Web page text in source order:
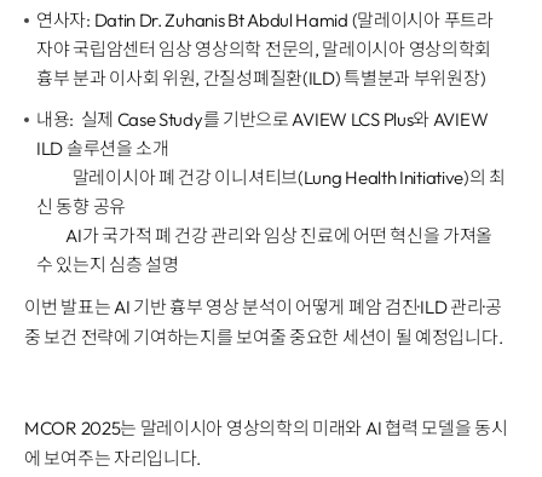
연사자: Datin Dr. Zuhanis Bt Abdul Hamid (말레이시아 푸트라
자야 국립암센터 임상 영상의학 전문의, 말레이시아 영상의학회
흉부 분과 이사회 위원, 간질성폐질환(ILD) 특별분과 부위원장)
내용: 실제 Case Study를 기반으로 AVIEW LCS Plus와 AVIEW
ILD 솔루션을 소개
말레이시아 폐 건강 이니셔티브(Lung Health Initiative)의 최
신 동향 공유
AI가 국가적 폐 건강 관리와 임상 진료에 어떤 혁신을 가져올
수 있는지 심층 설명
이번 발표는 AI 기반 흉부 영상 분석이 어떻게 폐암 검진·ILD 관리·공
중 보건 전략에 기여하는지를 보여줄 중요한 세션이 될 예정입니다.
MCOR 2025는 말레이시아 영상의학의 미래와 AI 협력 모델을 동시
에 보여주는 자리입니다.